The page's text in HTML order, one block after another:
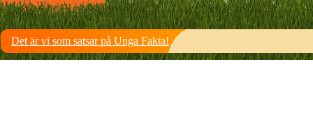
Det är vi som satsar på Unga Fakta!